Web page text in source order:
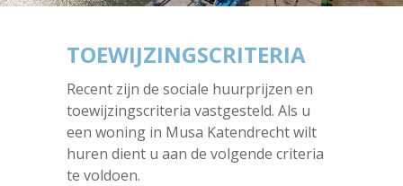
TOEWIJZINGSCRITERIA
Recent zijn de sociale huurprijzen en
toewijzingscriteria vastgesteld. Als u
een woning in Musa Katendrecht wilt
huren dient u aan de volgende criteria
te voldoen.